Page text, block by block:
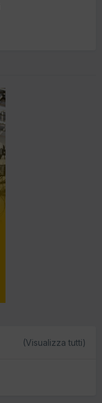
(Visualizza tutti)